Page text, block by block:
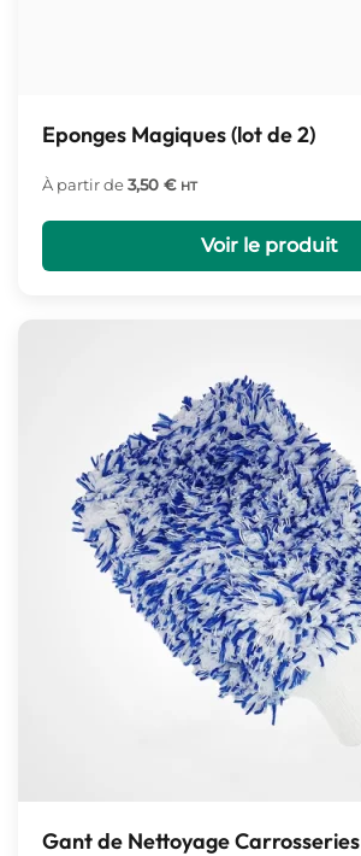
Eponges Magiques (lot de 2)
À partir de3,50 € HT
Voir le produit
Gant de Nettoyage Carrosseries